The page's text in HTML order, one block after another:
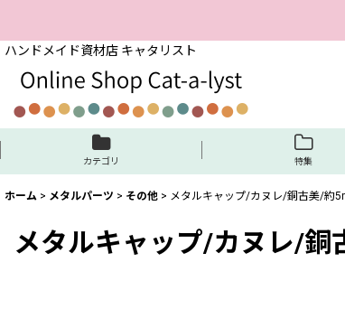
ハンドメイド資材店 キャタリスト
カテゴリ 特集
ホーム > メタルパーツ > その他 > メタルキャップ/カヌレ/銅古美/約
メタルキャップ/カヌレ/銅